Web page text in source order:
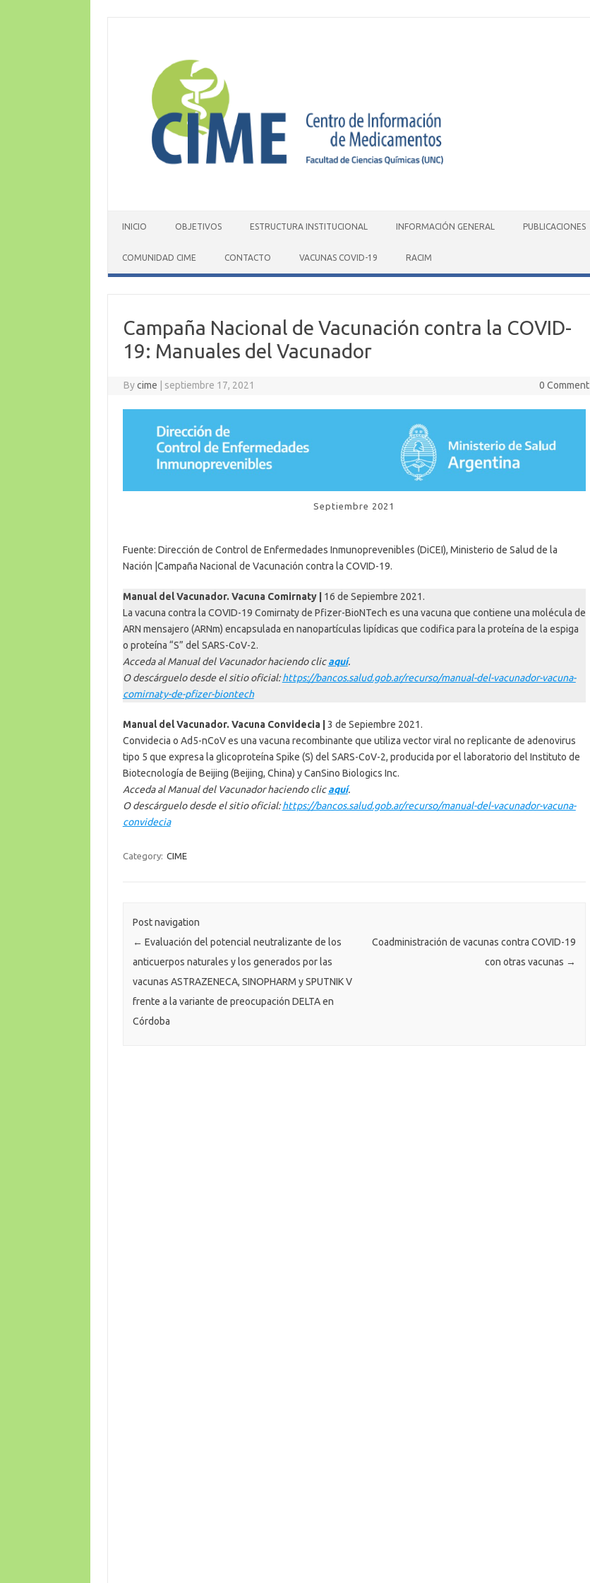
INICIO OBJETIVOS ESTRUCTURA INSTITUCIONAL INFORMACIÓN GENERAL PUBLICACIONES
COMUNIDAD CIME CONTACTO VACUNAS COVID-19 RACIM
Campaña Nacional de Vacunación contra la COVID-
19: Manuales del Vacunador
Bycime septiembre 17, 2021 0 Comment
Septiembre 2021
Fuente: Dirección de Control de Enfermedades Inmunoprevenibles (DiCEI), Ministerio de Salud de la
Nación |Campaña Nacional de Vacunación contra la COVID-19.
Manual del Vacunador. Vacuna Comirnaty |
16 de Sepiembre 2021.
La vacuna contra la COVID-19 Comirnaty de Pfizer-BioNTech es una vacuna que contiene una molécula de
ARN mensajero (ARNm) encapsulada en nanopartículas lipídicas que codifica para la proteína de la espiga
o proteína “S” del SARS-CoV-2.
Acceda al Manual del Vacunador haciendo clicaquí.
O descárguelo desde el sitio oficial:https://bancos.salud.gob.ar/recurso/manual-del-vacunador-vacuna-
comirnaty-de-pfizer-biontech
Manual del Vacunador. Vacuna Convidecia |
3 de Sepiembre 2021.
Convidecia o Ad5-nCoV es una vacuna recombinante que utiliza vector viral no replicante de adenovirus
tipo 5 que expresa la glicoproteína Spike (S) del SARS-CoV-2, producida por el laboratorio del Instituto de
Biotecnología de Beijing (Beijing, China) y CanSino Biologics Inc.
Acceda al Manual del Vacunador haciendo clicaquí.
O descárguelo desde el sitio oficial:https://bancos.salud.gob.ar/recurso/manual-del-vacunador-vacuna-
convidecia
Category: CIME
Post navigation
← Evaluación del potencial neutralizante de los
anticuerpos naturales y los generados por las
vacunas ASTRAZENECA, SINOPHARM y SPUTNIK V
frente a la variante de preocupación DELTA en
Córdoba
Coadministración de vacunas contra COVID-19
con otras vacunas →